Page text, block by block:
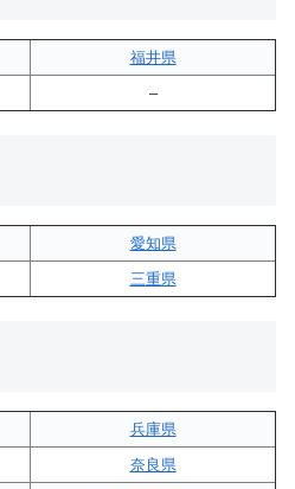
福井県
–
愛知県
三重県
兵庫県
奈良県